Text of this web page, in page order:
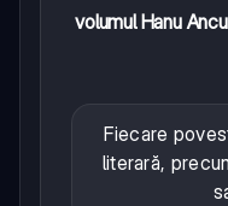
volumul Hanu
Fiecare
literară,